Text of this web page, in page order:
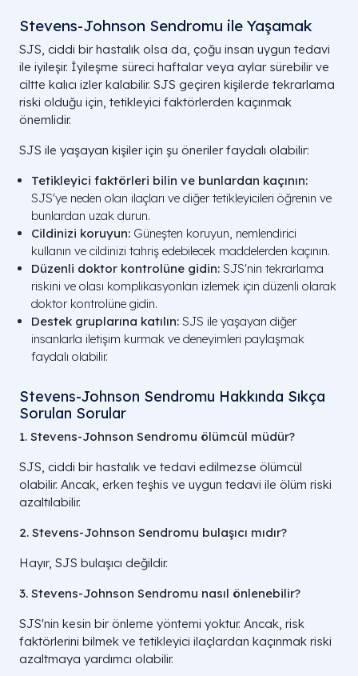
Stevens-Johnson Sendromu ile Yaşamak
SJS, ciddi bir hastalık olsa da, çoğu insan uygun tedavi
ile iyileşir. İyileşme süreci haftalar veya aylar sürebilir ve
ciltte kalıcı izler kalabilir. SJS geçiren kişilerde tekrarlama
riski olduğu için, tetikleyici faktörlerden kaçınmak
önemlidir.
SJS ile yaşayan kişiler için şu öneriler faydalı olabilir:
Tetikleyici faktörleri bilin ve bunlardan kaçının:
SJS'ye neden olan ilaçları ve diğer tetikleyicileri öğrenin ve
bunlardan uzak durun.
Cildinizi koruyun: Güneşten koruyun, nemlendirici
kullanın ve cildinizi tahriş edebilecek maddelerden kaçının.
Düzenli doktor kontrolüne gidin: SJS'nin tekrarlama
riskini ve olası komplikasyonları izlemek için düzenli olarak
doktor kontrolüne gidin.
Destek gruplarına katılın: SJS ile yaşayan diğer
insanlarla iletişim kurmak ve deneyimleri paylaşmak
faydalı olabilir.
Stevens-Johnson Sendromu Hakkında Sıkça
Sorulan Sorular
1. Stevens-Johnson Sendromu ölümcül müdür?
SJS, ciddi bir hastalık ve tedavi edilmezse ölümcül
olabilir. Ancak, erken teşhis ve uygun tedavi ile ölüm riski
azaltılabilir.
2. Stevens-Johnson Sendromu bulaşıcı mıdır?
Hayır, SJS bulaşıcı değildir.
3. Stevens-Johnson Sendromu nasıl önlenebilir?
SJS'nin kesin bir önleme yöntemi yoktur. Ancak, risk
faktörlerini bilmek ve tetikleyici ilaçlardan kaçınmak riski
azaltmaya yardımcı olabilir.